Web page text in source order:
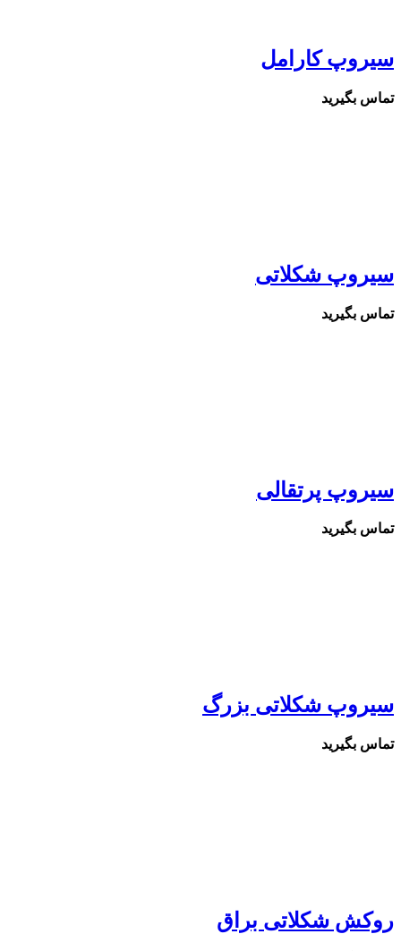
سیروپ کارامل
تماس بگیرید
سیروپ شکلاتی
تماس بگیرید
سیروپ پرتقالی
تماس بگیرید
سیروپ شکلاتی بزرگ
تماس بگیرید
روکش شکلاتی براق